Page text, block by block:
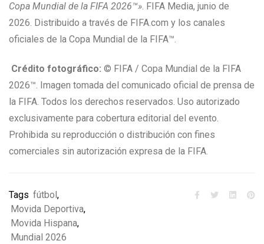
Copa Mundial de la FIFA 2026™». FIFA Media, junio de
2026. Distribuido a través de FIFA.com y los canales
oficiales de la Copa Mundial de la FIFA™.
Crédito fotográfico: © FIFA / Copa Mundial de la FIFA
2026™. Imagen tomada del comunicado oficial de prensa de
la FIFA. Todos los derechos reservados. Uso autorizado
exclusivamente para cobertura editorial del evento.
Prohibida su reproducción o distribución con fines
comerciales sin autorización expresa de la FIFA.
Tags fútbol ,
Movida Deportiva,
Movida Hispana,
Mundial 2026